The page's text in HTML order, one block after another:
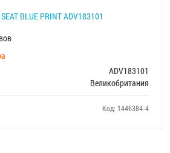
BLUE PRINT ADV183101
ADV183101
Великобритания
Код: 1446384-4